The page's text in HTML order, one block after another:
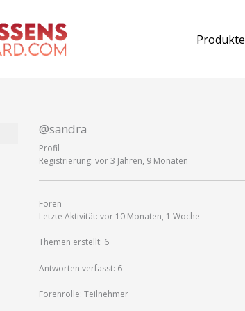
Produkte
@sandra
Profil
Registrierung: vor 3 Jahren, 9 Monaten
Foren
Letzte Aktivität: vor 10 Monaten, 1 Woche
Themen erstellt: 6
Antworten verfasst: 6
Forenrolle: Teilnehmer